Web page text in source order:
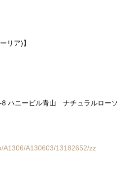
リア)】
8 ハニービル青山 ナチュラルローソ
A1306/A130603/13182652/zz